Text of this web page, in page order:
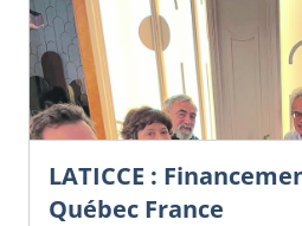
LATICCE :
Québec France